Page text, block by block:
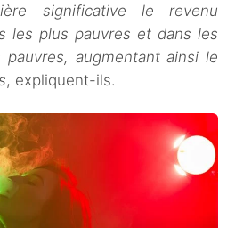
significative le revenu
les plus pauvres et dans les
augmentant ainsi le
, expliquent-ils.